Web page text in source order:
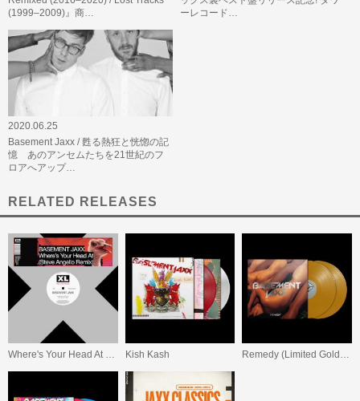
(1999–2009)』商…
ーレコード…
2020.06.25
Basement Jaxx / 甦る熱狂と恍惚の記
憶 あのアンセムたちを21世紀のフ
ロアへアップ…
RELATED RELEASES
Where's Your Head At (Steve Angello Remix) Kish Kash Remedy (Limited Gold Vinyl)